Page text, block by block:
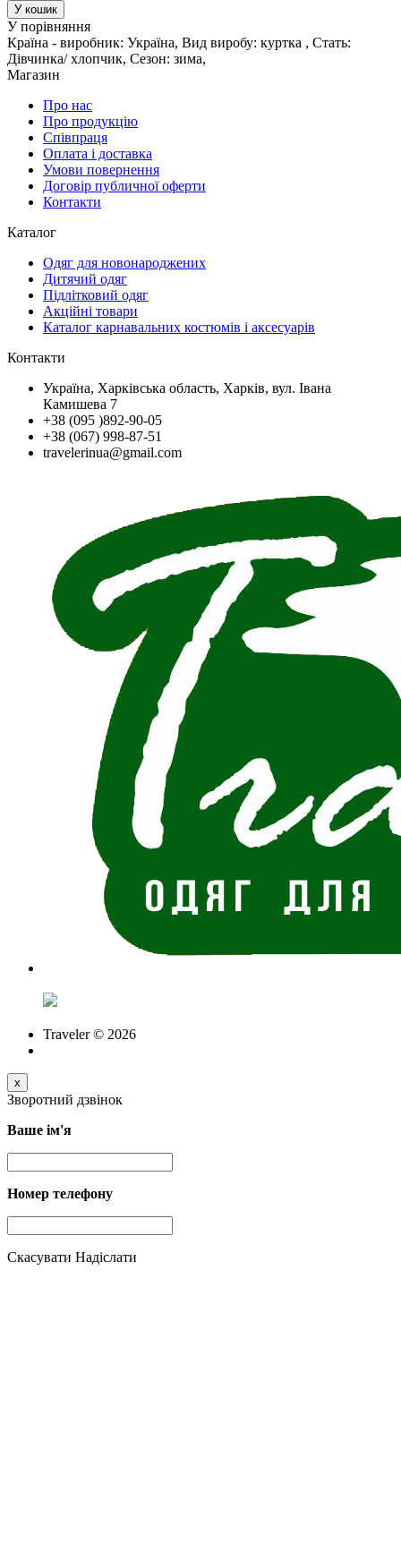
У кошик
У порівняння
Країна - виробник: Україна, Вид виробу: куртка , Стать:
Дівчинка/ хлопчик, Сезон: зима,
Магазин
Про нас
Про продукцію
Співпраця
Оплата і доставка
Умови повернення
Договір публичної оферти
Контакти
Каталог
Одяг для новонароджених
Дитячий одяг
Підлітковий одяг
Акційні товари
Каталог карнавальних костюмів і аксесуарів
Контакти
Україна, Харківська область, Харків, вул. Івана
Камишева 7
+38 (095 )892-90-05
+38 (067) 998-87-51
travelerinua@gmail.com
Traveler © 2026
x
Зворотний дзвінок
Ваше ім'я
Номер телефону
Скасувати Надіслати